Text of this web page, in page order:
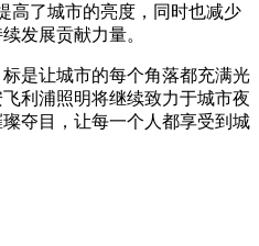
高了城市的亮度，同时也减少
发展贡献力量。
是让城市的每个角落都充满光
利浦照明将继续致力于城市夜
夺目，让每一个人都享受到城